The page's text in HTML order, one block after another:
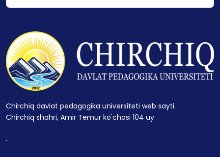
Chirchiq davlat pedagogika universiteti web sayti.
Chirchiq shahri, Amir Temur ko'chasi 104 uy
.